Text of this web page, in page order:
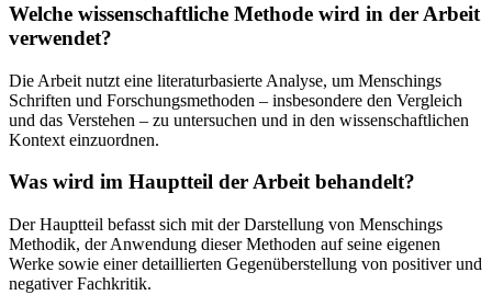
Welche wissenschaftliche Methode wird in der Arbeit
verwendet?
Die Arbeit nutzt eine literaturbasierte Analyse, um Menschings
Schriften und Forschungsmethoden – insbesondere den Vergleich
und das Verstehen – zu untersuchen und in den wissenschaftlichen
Kontext einzuordnen.
Was wird im Hauptteil der Arbeit behandelt?
Der Hauptteil befasst sich mit der Darstellung von Menschings
Methodik, der Anwendung dieser Methoden auf seine eigenen
Werke sowie einer detaillierten Gegenüberstellung von positiver und
negativer Fachkritik.